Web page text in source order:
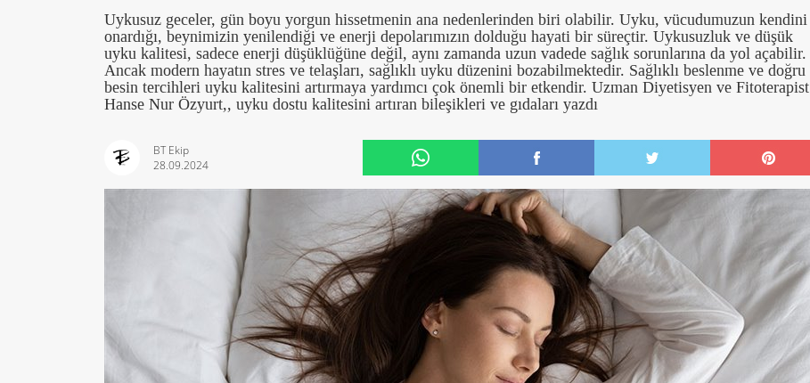
Uykusuz geceler, gün boyu yorgun hissetmenin ana nedenlerinden biri olabilir. Uyku, vücudumuzun kendini
onardığı, beynimizin yenilendiği ve enerji depolarımızın dolduğu hayati bir süreçtir. Uykusuzluk ve düşük
uyku kalitesi, sadece enerji düşüklüğüne değil, aynı zamanda uzun vadede sağlık sorunlarına da yol açabilir.
Ancak modern hayatın stres ve telaşları, sağlıklı uyku düzenini bozabilmektedir. Sağlıklı beslenme ve doğru
besin tercihleri uyku kalitesini artırmaya yardımcı çok önemli bir etkendir. Uzman Diyetisyen ve Fitoterapist
Hanse Nur Özyurt,, uyku dostu kalitesini artıran bileşikleri ve gıdaları yazdı
BT Ekip
28.09.2024